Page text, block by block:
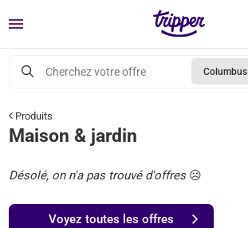
Menu
Cherchez votre offre Columbus
Produits
Maison & jardin
Désolé, on n'a pas trouvé d'offres☹️
Voyez toutes les offres